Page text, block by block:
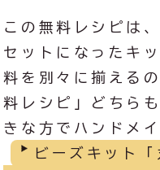
この無料レシピは
セットになったキ
料を別々に揃える
料レシピ」どちら
きな方でハンドメ
ビーズキット